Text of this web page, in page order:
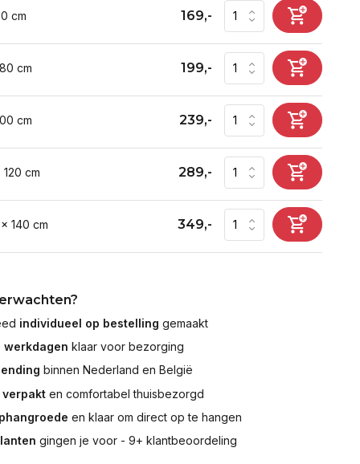
cm 169,-
cm 199,-
cm 239,-
cm 289,-
140 cm 349,-
individueel op bestelling gemaakt
werkdagen klaar voor bezorging
binnen Nederland en België
en comfortabel thuisbezorgd
en klaar om direct op te hangen
gingen je voor - 9+ klantbeoordeling